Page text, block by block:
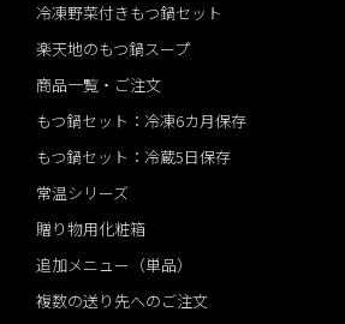
冷凍野菜付きもつ鍋セット
楽天地のもつ鍋スープ
商品一覧・ご注文
もつ鍋セット：冷凍6カ月保存
もつ鍋セット：冷蔵5日保存
常温シリーズ
贈り物用化粧箱
追加メニュー（単品）
複数の送り先へのご注文